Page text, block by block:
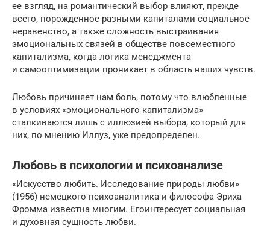
ее взгляд, на романтический выбор влияют, прежде
всего, порожденное разными капиталами социальное
неравенство, а также сложность выстраивания
эмоциональных связей в обществе повсеместного
капитализма, когда логика менеджмента
и самооптимизации проникает в область наших чувств.
Любовь причиняет нам боль, потому что влюбленные
в условиях «эмоционального капитализма»
сталкиваются лишь с иллюзией выбора, который для
них, по мнению Иллуз, уже предопределен.
Любовь в психологии и психоанализе
«Искусство любить. Исследование природы любви»
(1956) немецкого психоаналитика и философа Эриха
Фромма известна многим. Егоинтересует социальная
и духовная сущность любви.